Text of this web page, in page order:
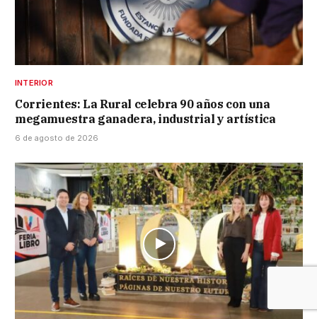
INTERIOR
Corrientes: La Rural celebra 90 años con una
megamuestra ganadera, industrial y artística
6 de agosto de 2026